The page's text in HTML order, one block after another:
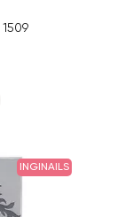
INGINAILS